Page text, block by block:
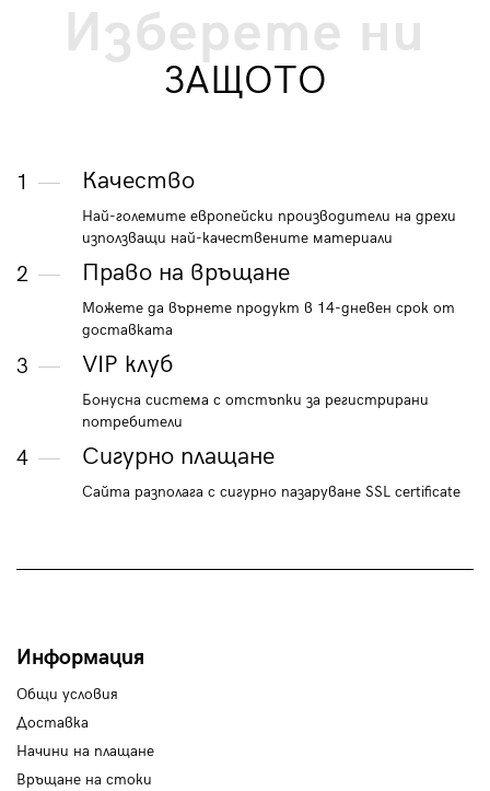
Изберете ни
ЗАЩОТО
1 Качество
Най-големите европейски производители на дрехи
използващи най-качествените материали
2 Право на връщане
Можете да върнете продукт в 14-дневен срок от
доставката
3 VIP клуб
Бонусна система с отстъпки за регистрирани
потребители
4 Сигурно плащане
Сайта разполага с сигурно пазаруване SSL certificate
Информация
Общи условия
Доставка
Начини на плащане
Връщане на стоки